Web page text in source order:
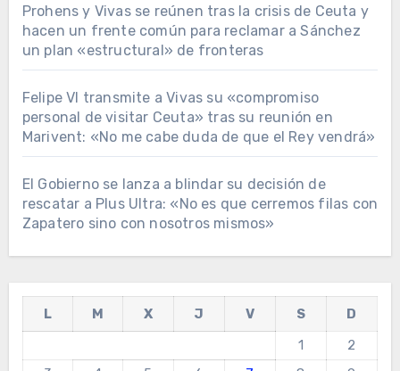
Prohens y Vivas se reúnen tras la crisis de Ceuta y
hacen un frente común para reclamar a Sánchez
un plan «estructural» de fronteras
Felipe VI transmite a Vivas su «compromiso
personal de visitar Ceuta» tras su reunión en
Marivent: «No me cabe duda de que el Rey vendrá»
El Gobierno se lanza a blindar su decisión de
rescatar a Plus Ultra: «No es que cerremos filas con
Zapatero sino con nosotros mismos»
L M X J V S
D
1
2